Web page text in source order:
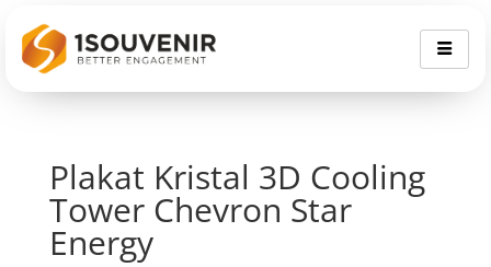
Plakat Kristal 3D Cooling
Tower Chevron Star
Energy